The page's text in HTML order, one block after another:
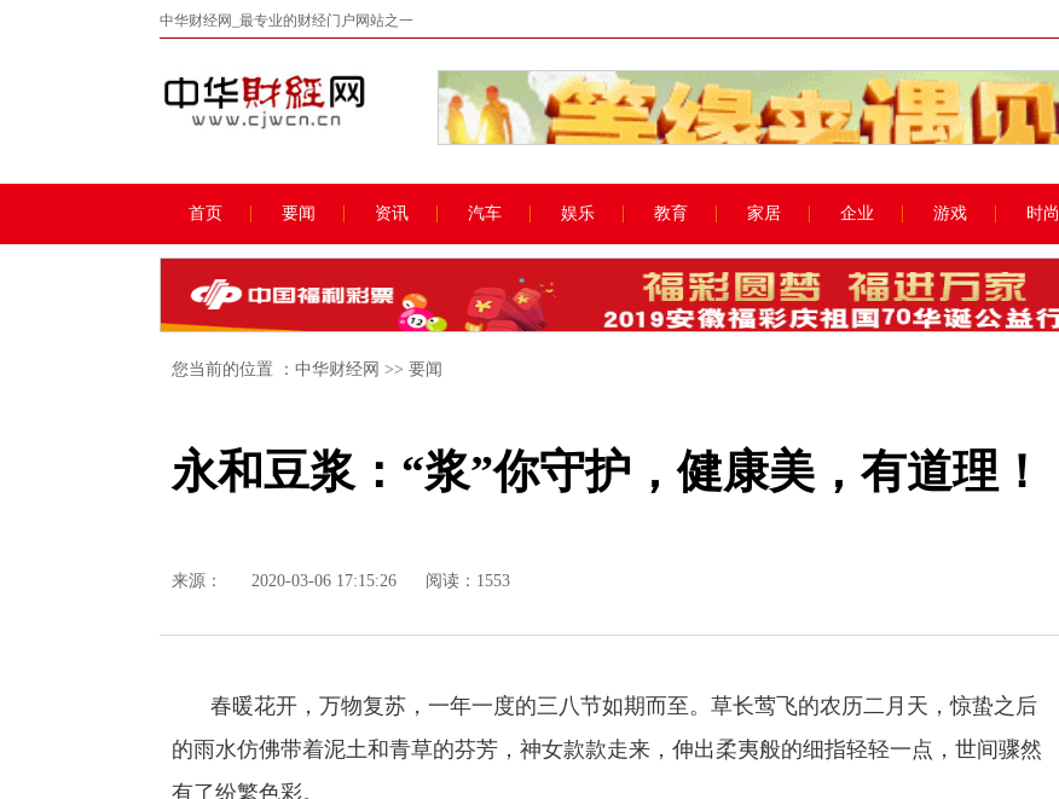
中华财经网_最专业的财经门户网站之一
首页 要闻 资讯 汽车 娱乐 教育 家居 企业 游戏 时尚
您当前的位置 ： 中华财经网 >> 要闻
永和豆浆：“浆”你守护，健康美，有道理！
来源： 2020-03-06 17:15:26 阅读：1553
春暖花开，万物复苏，一年一度的三八节如期而至。草长莺飞的农历二月天，惊蛰之后
的雨水仿佛带着泥土和青草的芬芳，神女款款走来，伸出柔夷般的细指轻轻一点，世间骤然
有了纷繁色彩。